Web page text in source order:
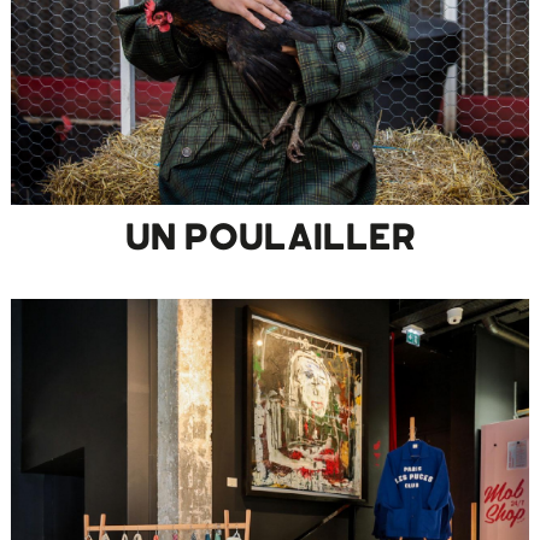
UN POULAILLER